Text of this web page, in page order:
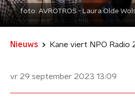
foto: AVROTROS - Laura Olde
Nieuws
vr 29 september 2023 13:09